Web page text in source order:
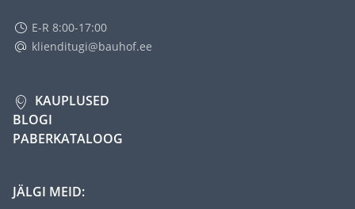
E-R 8:00-17:00
klienditugi@bauhof.ee
KAUPLUSED
BLOGI
PABERKATALOOG
JÄLGI MEID: